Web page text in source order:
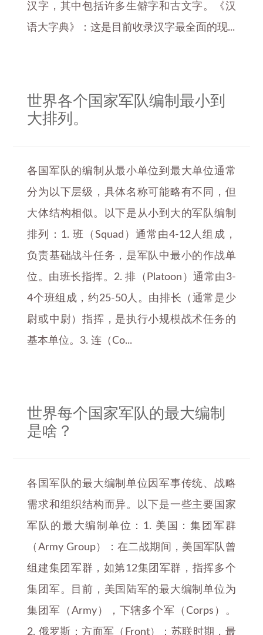
汉字，其中包括许多生僻字和古文字。《汉
语大字典》：这是目前收录汉字最全面的现...
世界各个国家军队编制最小到
大排列。
各国军队的编制从最小单位到最大单位通常
分为以下层级，具体名称可能略有不同，但
大体结构相似。以下是从小到大的军队编制
排列：1. 班（Squad）通常由4-12人组成，
负责基础战斗任务，是军队中最小的作战单
位。由班长指挥。2. 排（Platoon）通常由3-
4个班组成，约25-50人。由排长（通常是少
尉或中尉）指挥，是执行小规模战术任务的
基本单位。3. 连（Co...
世界每个国家军队的最大编制
是啥？
各国军队的最大编制单位因军事传统、战略
需求和组织结构而异。以下是一些主要国家
军队的最大编制单位：1. 美国：集团军群
（Army Group）：在二战期间，美国军队曾
组建集团军群，如第12集团军群，指挥多个
集团军。目前，美国陆军的最大编制单位为
集团军（Army），下辖多个军（Corps）。
2. 俄罗斯：方面军（Front）：苏联时期，最